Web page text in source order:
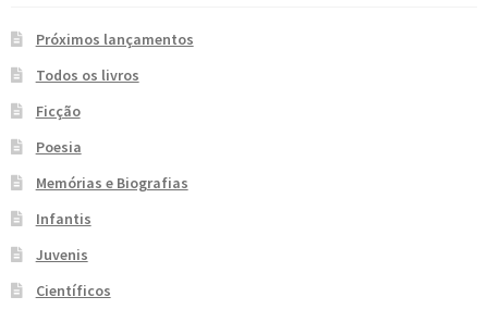
Próximos lançamentos
Todos os livros
Ficção
Poesia
Memórias e Biografias
Infantis
Juvenis
Científicos